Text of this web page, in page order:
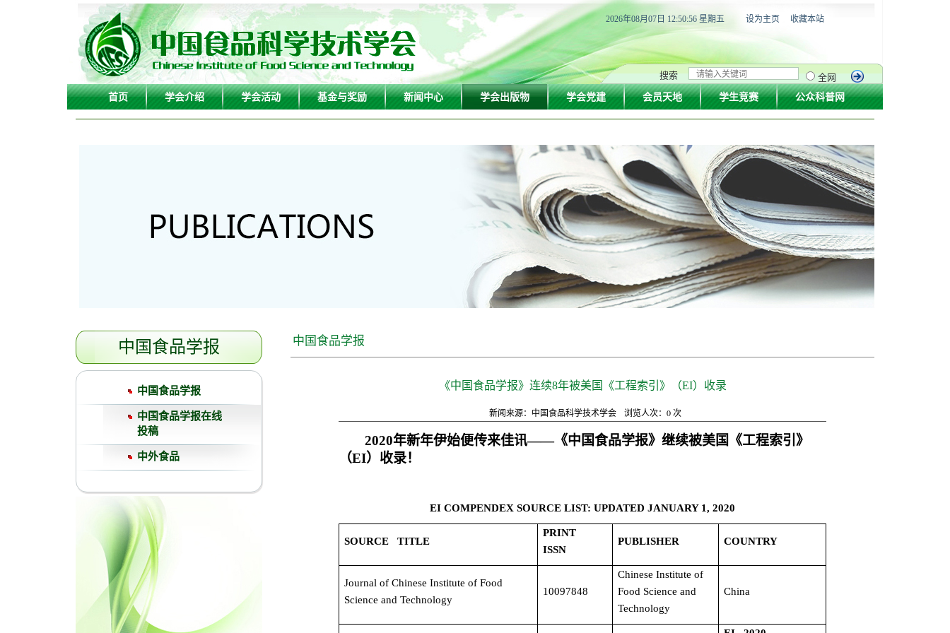
2026年08月07日 12:50:56 星期五 设为主页 收藏本站
搜索
全网
首页
学会介绍 学会活动 基金与奖励 新闻中心 学会出版物 学会党建 会员天地 学生竞赛 公众科普网
中国食品学报
中国食品学报
中国食品学报在线
投稿
中外食品
中国食品学报
《中国食品学报》连续8年被美国《工程索引》（EI）收录
新闻来源：中国食品科学技术学会 浏览人次： 0次
2020年新年伊始便传来佳讯——《中国食品学报》继续被美国《工程索引》
（EI）收录！
EI COMPENDEX SOURCE LIST: UPDATED JANUARY 1, 2020
SOURCE TITLE
PRINT
ISSN
PUBLISHER COUNTRY
Journal of Chinese Institute of Food
Science and Technology
10097848
Chinese Institute of
Food Science and
Technology
China